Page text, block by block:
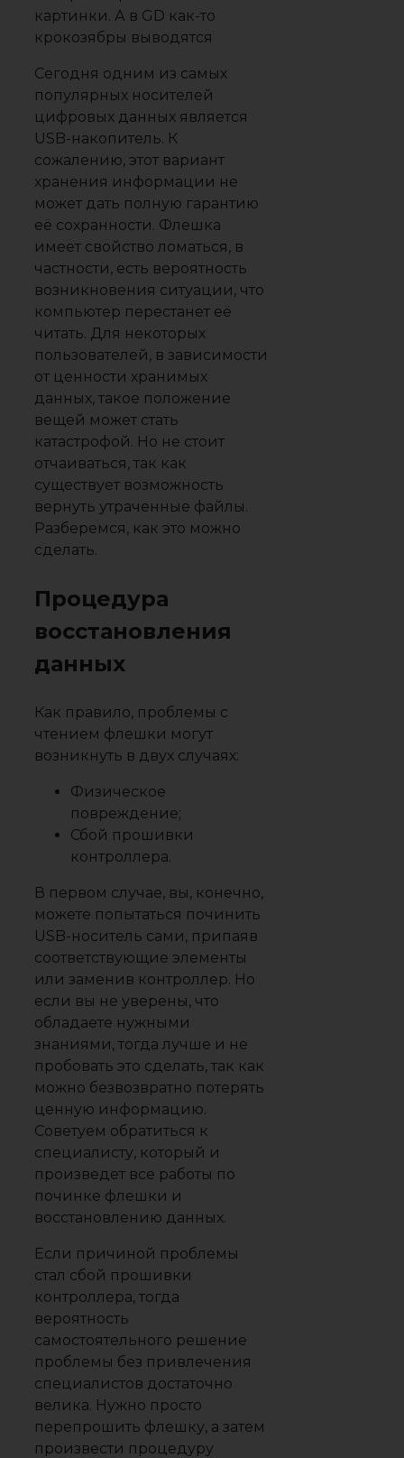
Сегодня одним из самых
популярных носителей
цифровых данных является
USB-накопитель. К
сожалению, этот вариант
хранения информации не
может дать полную гарантию
её сохранности. Флешка
имеет свойство ломаться, в
частности, есть вероятность
возникновения ситуации, что
компьютер перестанет её
читать. Для некоторых
пользователей, в зависимости
от ценности хранимых
данных, такое положение
вещей может стать
катастрофой. Но не стоит
отчаиваться, так как
существует возможность
вернуть утраченные файлы.
Разберемся, как это можно
сделать.
Процедура
восстановления
данных
Как правило, проблемы с
чтением флешки могут
возникнуть в двух случаях:
Физическое
повреждение;
Сбой прошивки
контроллера.
В первом случае, вы, конечно,
можете попытаться починить
USB-носитель сами, припаяв
соответствующие элементы
или заменив контроллер. Но
если вы не уверены, что
обладаете нужными
знаниями, тогда лучше и не
пробовать это сделать, так как
можно безвозвратно потерять
ценную информацию.
Советуем обратиться к
специалисту, который и
произведет все работы по
починке флешки и
восстановлению данных.
Если причиной проблемы
стал сбой прошивки
контроллера, тогда
вероятность
самостоятельного решение
проблемы без привлечения
специалистов достаточно
велика. Нужно просто
перепрошить флешку, а затем
произвести процедуру